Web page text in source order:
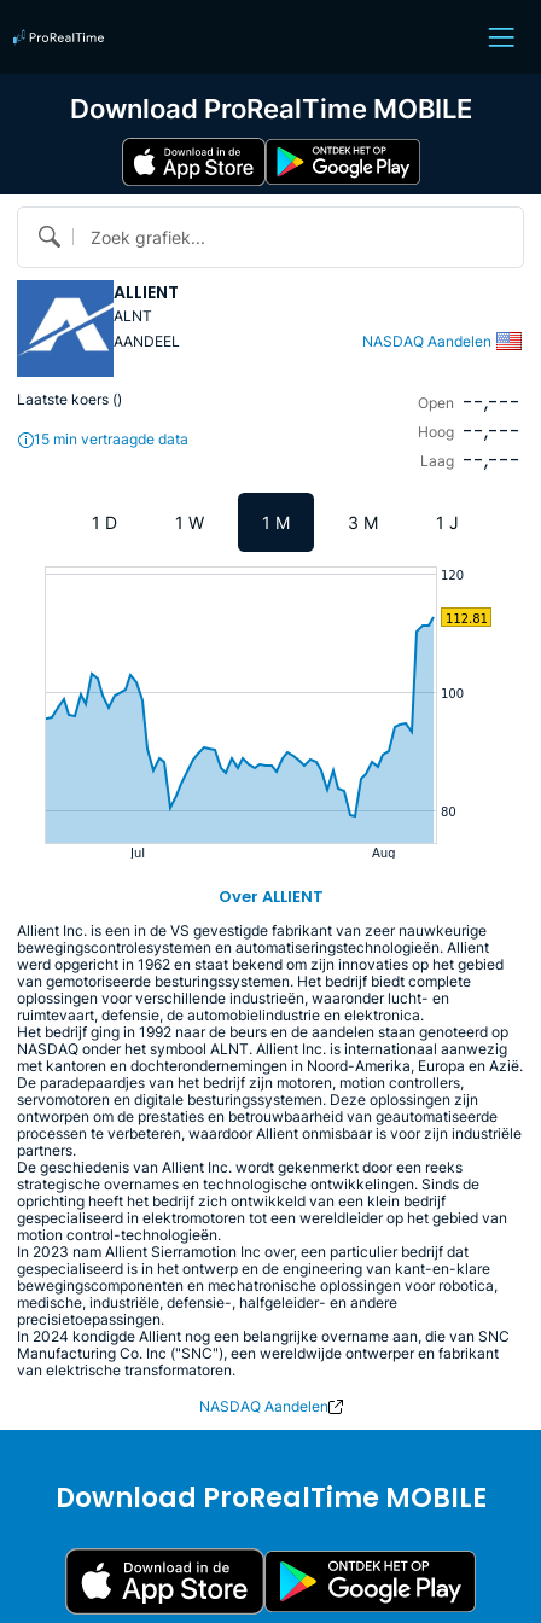
Zoek grafiek...
ALLIENT
ALNT
AANDEEL
NASDAQ Aandelen
Laatste koers ()
15 min vertraagde data
Open --,---
Hoog --,---
Laag --,---
1 D 1 W 1 M 3 M 1 J
Over ALLIENT
Allient Inc. is een in de VS gevestigde fabrikant van zeer nauwkeurige
bewegingscontrolesystemen en automatiseringstechnologieën. Allient
werd opgericht in 1962 en staat bekend om zijn innovaties op het gebied
van gemotoriseerde besturingssystemen. Het bedrijf biedt complete
oplossingen voor verschillende industrieën, waaronder lucht- en
ruimtevaart, defensie, de automobielindustrie en elektronica.
Het bedrijf ging in 1992 naar de beurs en de aandelen staan genoteerd op
NASDAQ onder het symbool ALNT. Allient Inc. is internationaal aanwezig
met kantoren en dochterondernemingen in Noord-Amerika, Europa en Azië.
De paradepaardjes van het bedrijf zijn motoren, motion controllers,
servomotoren en digitale besturingssystemen. Deze oplossingen zijn
ontworpen om de prestaties en betrouwbaarheid van geautomatiseerde
processen te verbeteren, waardoor Allient onmisbaar is voor zijn industriële
partners.
De geschiedenis van Allient Inc. wordt gekenmerkt door een reeks
strategische overnames en technologische ontwikkelingen. Sinds de
oprichting heeft het bedrijf zich ontwikkeld van een klein bedrijf
gespecialiseerd in elektromotoren tot een wereldleider op het gebied van
motion control-technologieën.
In 2023 nam Allient Sierramotion Inc over, een particulier bedrijf dat
gespecialiseerd is in het ontwerp en de engineering van kant-en-klare
bewegingscomponenten en mechatronische oplossingen voor robotica,
medische, industriële, defensie-, halfgeleider- en andere
precisietoepassingen.
In 2024 kondigde Allient nog een belangrijke overname aan, die van SNC
Manufacturing Co. Inc ("SNC"), een wereldwijde ontwerper en fabrikant
van elektrische transformatoren.
NASDAQ Aandelen
Download ProRealTime MOBILE
Download ProRealTime MOBILE